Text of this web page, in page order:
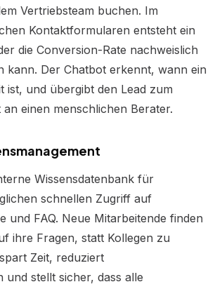
Vertriebsteam buchen. Im
Kontaktformularen entsteht ein
die Conversion-Rate nachweislich
kann. Der Chatbot erkennt, wann ein
ist, und übergibt den Lead zum
einen menschlichen Berater.
Wissensdatenbank für
schnellen Zugriff auf
und FAQ. Neue Mitarbeitende finden
ihre Fragen, statt Kollegen zu
Zeit, reduziert
und stellt sicher, dass alle